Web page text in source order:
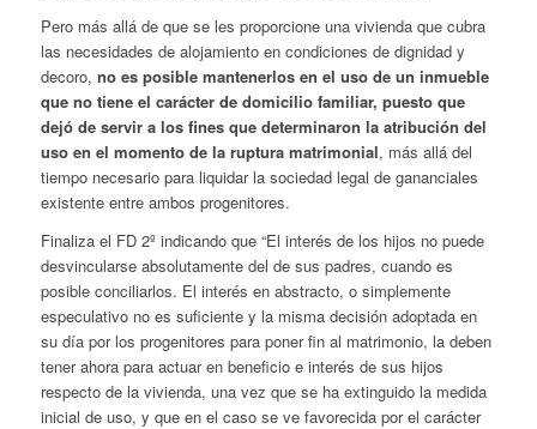
Pero más allá de que se les proporcione una vivienda que cubra
las necesidades de alojamiento en condiciones de dignidad y
decoro, no es posible mantenerlos en el uso de un inmueble
que no tiene el carácter de domicilio familiar, puesto que
dejó de servir a los fines que determinaron la atribución del
uso en el momento de la ruptura matrimonial, más allá del
tiempo necesario para liquidar la sociedad legal de gananciales
existente entre ambos progenitores.
Finaliza el FD 2º indicando que “El interés de los hijos no puede
desvincularse absolutamente del de sus padres, cuando es
posible conciliarlos. El interés en abstracto, o simplemente
especulativo no es suficiente y la misma decisión adoptada en
su día por los progenitores para poner fin al matrimonio, la deben
tener ahora para actuar en beneficio e interés de sus hijos
respecto de la vivienda, una vez que se ha extinguido la medida
inicial de uso, y que en el caso se ve favorecida por el carácter